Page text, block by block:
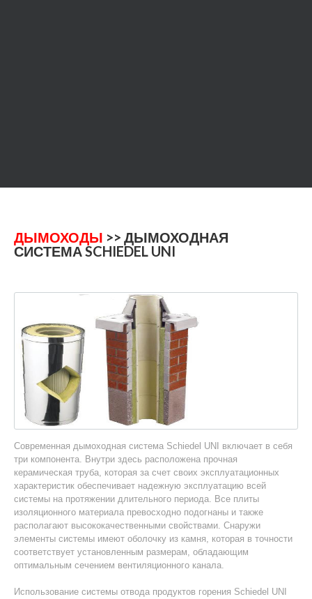
ДЫМОХОДЫ >> ДЫМОХОДНАЯ
СИСТЕМА SCHIEDEL UNI
Современная дымоходная система Schiedel UNI включает в себя
три компонента. Внутри здесь расположена прочная
керамическая труба, которая за счет своих эксплуатационных
характеристик обеспечивает надежную эксплуатацию всей
системы на протяжении длительного периода. Все плиты
изоляционного материала превосходно подогнаны и также
располагают высококачественными свойствами. Снаружи
элементы системы имеют оболочку из камня, которая в точности
соответствует установленным размерам, обладающим
оптимальным сечением вентиляционного канала.
Использование системы отвода продуктов горения Schiedel UNI